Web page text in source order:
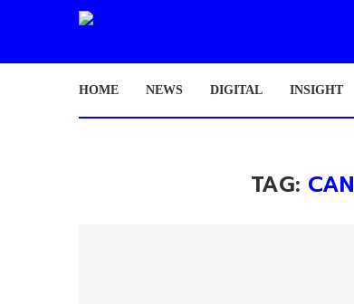
HOME NEWS DIGITAL INSIGHT
TAG: